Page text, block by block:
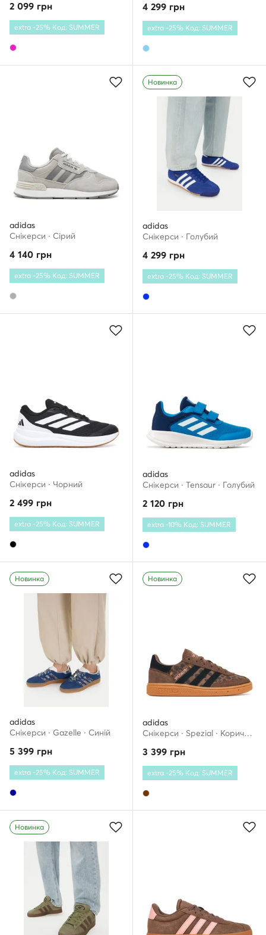
2 099 грн
extra -25% Код: SUMMER
4 299 грн
extra -25% Код: SUMMER
adidas
Снікерcи · Сірий
4 140 грн
extra -25% Код: SUMMER
Новинка
adidas
Снікерcи · Голубий
4 299 грн
extra -25% Код: SUMMER
adidas
Снікерcи · Чорний
2 499 грн
extra -25% Код: SUMMER
adidas
Снікерcи · Tensaur · Голубий
2 120 грн
extra -10% Код: SUMMER
Новинка
adidas
Снікерcи · Gazelle · Cиній
5 399 грн
extra -25% Код: SUMMER
Новинка
adidas
Снікерcи · Spezial · Коричневий
3 399 грн
extra -25% Код: SUMMER
Новинка